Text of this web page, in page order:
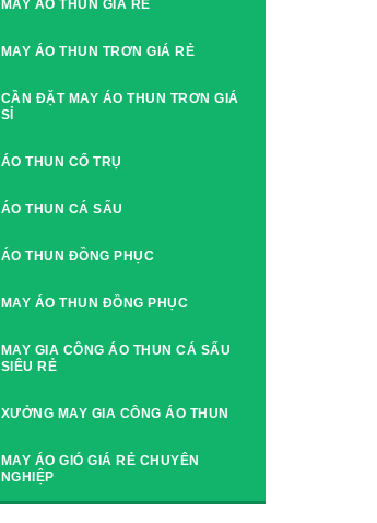
MAY ÁO THUN GIÁ RẺ
MAY ÁO THUN TRƠN GIÁ RẺ
CẦN ĐẶT MAY ÁO THUN TRƠN GIÁ
SỈ
ÁO THUN CỔ TRỤ
ÁO THUN CÁ SẤU
ÁO THUN ĐỒNG PHỤC
MAY ÁO THUN ĐỒNG PHỤC
MAY GIA CÔNG ÁO THUN CÁ SẤU
SIÊU RẺ
XƯỞNG MAY GIA CÔNG ÁO THUN
MAY ÁO GIÓ GIÁ RẺ CHUYÊN
NGHIỆP